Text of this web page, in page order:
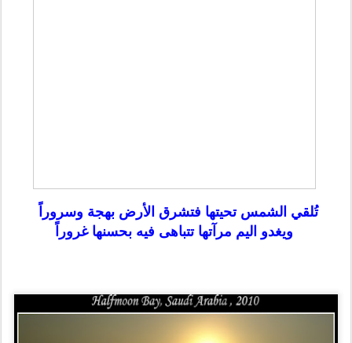
تُلقي الشمس تحيتها فتشرق الأرض بهجة وسروراً
ويغدو اليم مرآتها تتباهى فيه بحسنها غروراً